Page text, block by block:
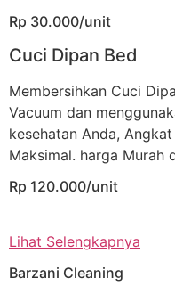
Rp 30.000/unit
Cuci Dipan Bed
Membersihkan Cuci
Vacuum dan
kesehatan Anda,
Maksimal. harga Murah
Rp 120.000/unit
Lihat Selengkapnya
Barzani Cleaning